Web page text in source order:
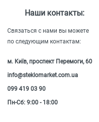
Наши контакты:
Связаться с нами вы можете
по следующим контактам:
м. Київ, проспект Перемоги, 60
info@steklomarket.com.ua
099 419 03 90
Пн-Сб: 9:00 - 18:00